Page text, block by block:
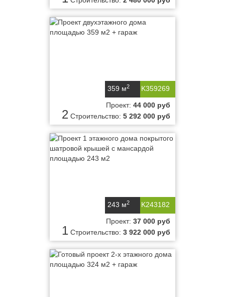
K359269
359 м2
2
Проект: 44 000 руб
Строительство: 5 292 000 руб
K243182
243 м2
1
Проект: 37 000 руб
Строительство: 3 922 000 руб